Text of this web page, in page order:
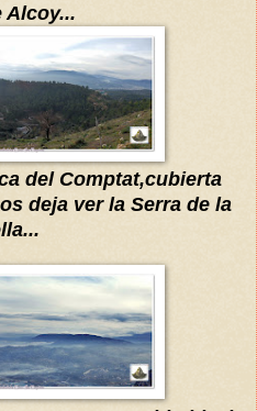
Alcoy...
del Comptat,cubierta
s deja ver la Serra de la